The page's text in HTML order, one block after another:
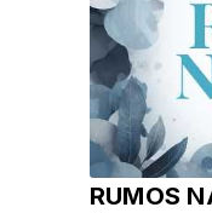
RUMOS